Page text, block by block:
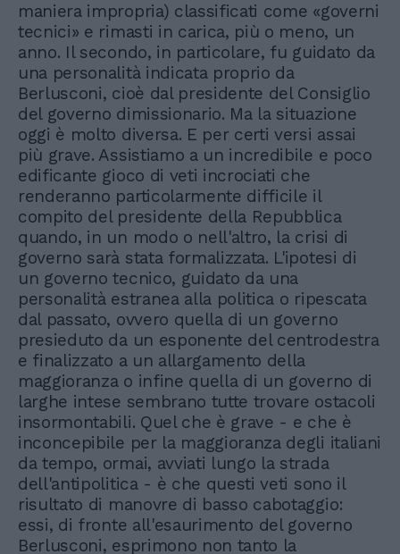
maniera impropria) classificati come «governi
tecnici» e rimasti in carica, più o meno, un
anno. Il secondo, in particolare, fu guidato da
una personalità indicata proprio da
Berlusconi, cioè dal presidente del Consiglio
del governo dimissionario. Ma la situazione
oggi è molto diversa. E per certi versi assai
più grave. Assistiamo a un incredibile e poco
edificante gioco di veti incrociati che
renderanno particolarmente difficile il
compito del presidente della Repubblica
quando, in un modo o nell'altro, la crisi di
governo sarà stata formalizzata. L'ipotesi di
un governo tecnico, guidato da una
personalità estranea alla politica o ripescata
dal passato, ovvero quella di un governo
presieduto da un esponente del centrodestra
e finalizzato a un allargamento della
maggioranza o infine quella di un governo di
larghe intese sembrano tutte trovare ostacoli
insormontabili. Quel che è grave - e che è
inconcepibile per la maggioranza degli italiani
da tempo, ormai, avviati lungo la strada
dell'antipolitica - è che questi veti sono il
risultato di manovre di basso cabotaggio:
essi, di fronte all'esaurimento del governo
Berlusconi, esprimono non tanto la